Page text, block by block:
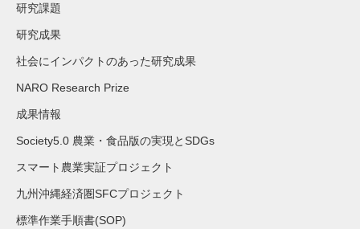
研究課題
研究成果
社会にインパクトのあった研究成果
NARO Research Prize
成果情報
Society5.0 農業・食品版の実現とSDGs
スマート農業実証プロジェクト
九州沖縄経済圏SFCプロジェクト
標準作業手順書(SOP)